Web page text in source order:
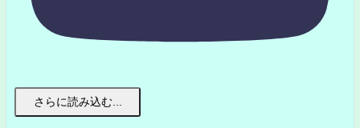
さらに読み込む...